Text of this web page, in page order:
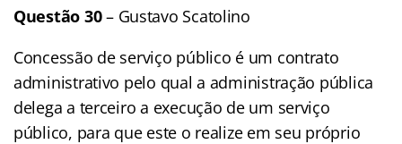
Questão 30– Gustavo Scatolino
Concessão de serviço público é um contrato
administrativo pelo qual a administração pública
delega a terceiro a execução de um serviço
público, para que este o realize em seu próprio